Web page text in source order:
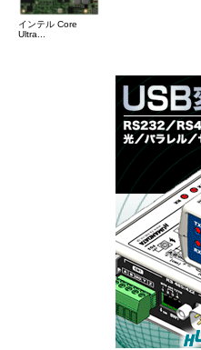
インテル Core
Ultra...